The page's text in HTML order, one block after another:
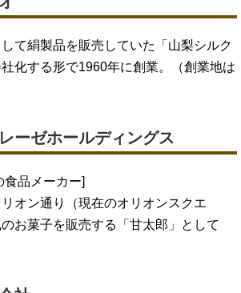
て絹製品を販売していた「山梨シルク
化する形で1960年に創業。（創業地は
ーゼホールディングス
食品メーカー]
オン通り（現在のオリオンスクエ
お菓子を販売する「甘太郎」として